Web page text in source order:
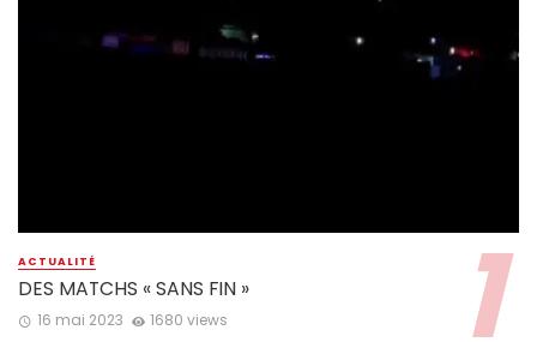
ACTUALITÉ
DES MATCHS « SANS FIN »
16 mai 2023 1680 views